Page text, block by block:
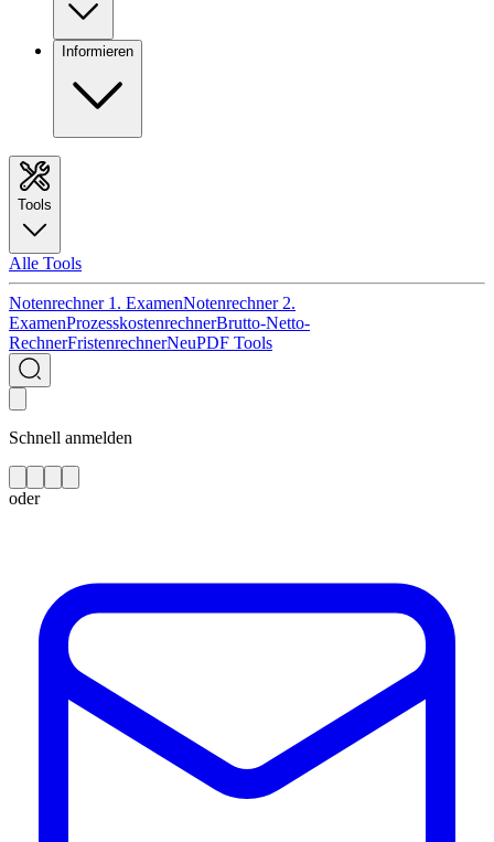
Informieren
Tools
Alle Tools
Notenrechner 1. ExamenNotenrechner 2.
ExamenProzesskostenrechnerBrutto-Netto-
RechnerFristenrechnerNeuPDF Tools
Schnell anmelden
oder